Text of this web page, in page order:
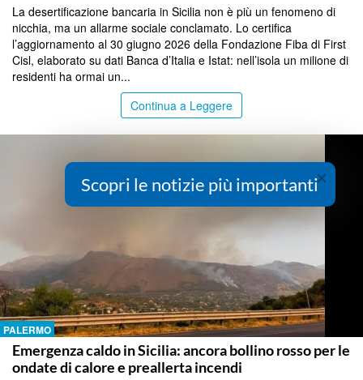
La desertificazione bancaria in Sicilia non è più un fenomeno di
nicchia, ma un allarme sociale conclamato. Lo certifica
l’aggiornamento al 30 giugno 2026 della Fondazione Fiba di First
Cisl, elaborato su dati Banca d’Italia e Istat: nell’isola un milione di
residenti ha ormai un...
Continua a Leggere
PALERMO
Emergenza caldo in Sicilia: ancora bollino rosso per le
ondate di calore e preallerta incendi
×
Scopri le notizie più importanti